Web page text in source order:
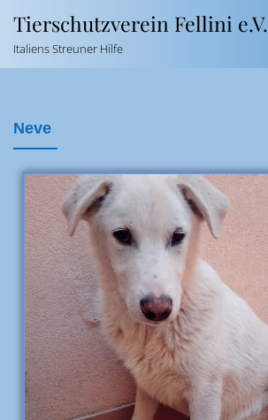
Tierschutzverein Fellini e.V.
Italiens Streuner Hilfe
Neve